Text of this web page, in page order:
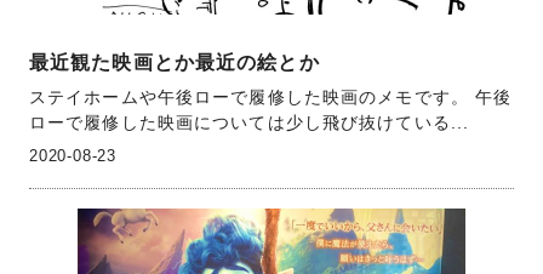
最近観た映画とか最近の絵とか
ステイホームや午後ローで履修した映画のメモです。 午後
ローで履修した映画については少し飛び抜けている...
2020-08-23